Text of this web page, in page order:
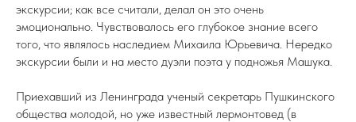
экскурсии; как все считали, делал он это очень
эмоционально. Чувствовалось его глубокое знание всего
того, что являлось наследием Михаила Юрьевича. Нередко
экскурсии были и на место дуэли поэта у подножья Машука.
Приехавший из Ленинграда ученый секретарь Пушкинского
общества молодой, но уже известный лермонтовед (в